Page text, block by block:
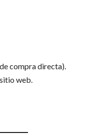
compra directa).
web.